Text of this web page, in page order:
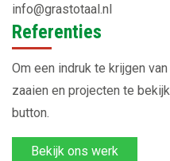
info@grastotaal.nl
Referenties
Om een indruk te krijgen
zaaien en projecten te
button.
Bekijk ons werk